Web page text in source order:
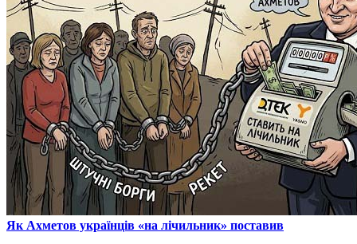
​Як Ахметов українців «на лічильник» поставив